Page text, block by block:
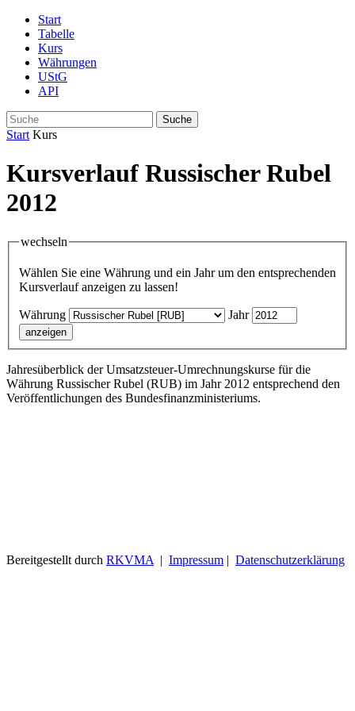
Start
Tabelle
Kurs
Währungen
UStG
API
Suche
Start Kurs
Kursverlauf Russischer Rubel
2012
wechseln
Wählen Sie eine Währung und ein Jahr um den entsprechenden
Kursverlauf anzeigen zu lassen!
Währung Jahr
Jahresüberblick der Umsatzsteuer-Umrechnungskurse für die
Währung Russischer Rubel (RUB) im Jahr 2012 entsprechend den
Veröffentlichungen des Bundesfinanzministeriums.
Bereitgestellt durch RKVMA| Impressum Datenschutzerklärung